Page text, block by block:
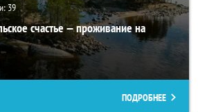
39
счастье — проживание на
ПОДРОБНЕЕ